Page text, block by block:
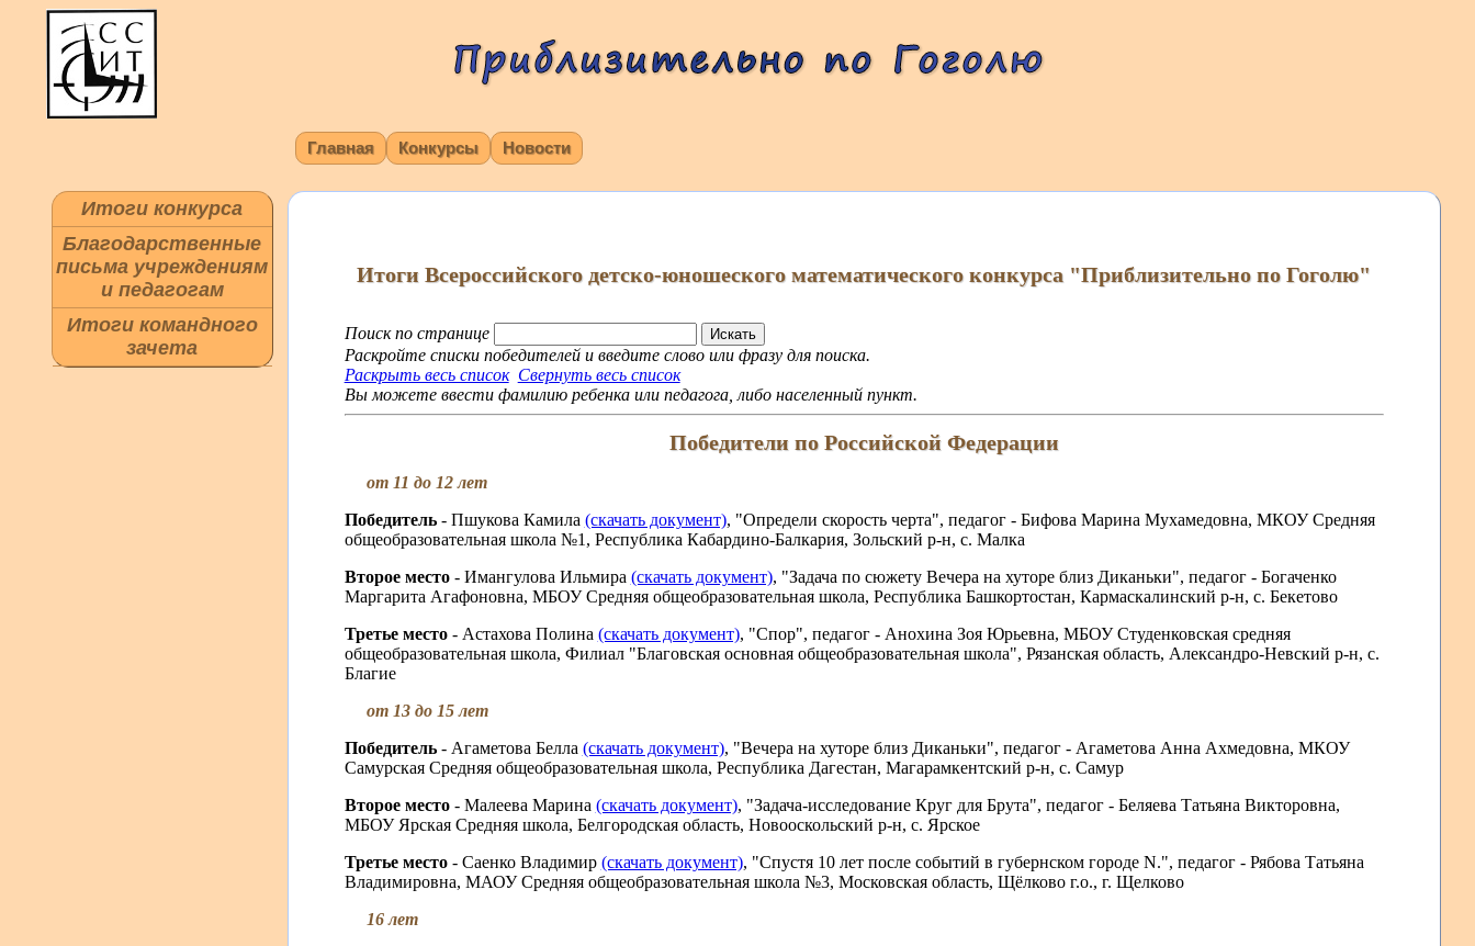
Главная Конкурсы Новости
Итоги конкурса
Благодарственные
письма учреждениям
и педагогам
Итоги командного
зачета
Итоги Всероссийского детско-юношеского математического конкурса "Приблизительно по Гоголю"
Поиск по странице
Раскройте списки победителей и введите слово или фразу для поиска.
Раскрыть весь список Свернуть весь список
Вы можете ввести фамилию ребенка или педагога, либо населенный пункт.
Победители по Российской Федерации
от 11 до 12 лет
Победитель - Пшукова Камила (скачать документ), "Определи скорость черта", педагог - Бифова Марина Мухамедовна, МКОУ Средняя
общеобразовательная школа №1, Республика Кабардино-Балкария, Зольский р-н, c. Малка
Второе место - Имангулова Ильмира (скачать документ), "Задача по сюжету Вечера на хуторе близ Диканьки", педагог - Богаченко
Маргарита Агафоновна, МБОУ Средняя общеобразовательная школа, Республика Башкортостан, Кармаскалинский р-н, c. Бекетово
Третье место - Астахова Полина (скачать документ), "Спор", педагог - Анохина Зоя Юрьевна, МБОУ Студенковская средняя
общеобразовательная школа, Филиал "Благовская основная общеобразовательная школа", Рязанская область, Александро-Невский р-н, с.
Благие
от 13 до 15 лет
Победитель - Агаметова Белла (скачать документ), "Вечера на хуторе близ Диканьки", педагог - Агаметова Анна Ахмедовна, МКОУ
Самурская Средняя общеобразовательная школа, Республика Дагестан, Магарамкентский р-н, c. Самур
Второе место - Малеева Марина (скачать документ), "Задача-исследование Круг для Брута", педагог - Беляева Татьяна Викторовна,
МБОУ Ярская Средняя школа, Белгородская область, Новооскольский р-н, с. Ярское
Третье место - Саенко Владимир (скачать документ), "Спустя 10 лет после событий в губернском городе N.", педагог - Рябова Татьяна
Владимировна, МАОУ Средняя общеобразовательная школа №3, Московская область, Щёлково г.о., г. Щелково
16 лет